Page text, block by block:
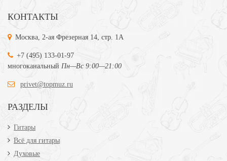
КОНТАКТЫ
Москва, 2-ая Фрезерная 14, стр. 1А
+7 (495) 133-01-97
многоканальный Пн—Вс 9:00—21:00
privet@topmuz.ru
РАЗДЕЛЫ
Гитары
Всё для гитары
Духовые